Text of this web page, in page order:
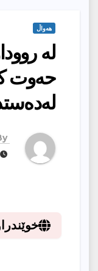
هەواڵ
لە
حەوت